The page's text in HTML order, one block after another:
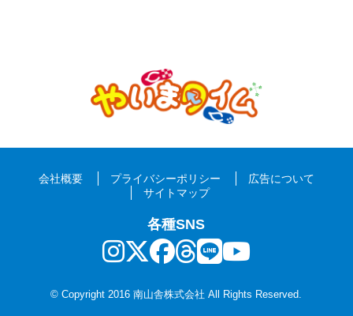
会社概要 プライバシーポリシー
広告について
サイトマップ
各種SNS
© Copyright 2016 南山舎株式会社 All Rights Reserved.